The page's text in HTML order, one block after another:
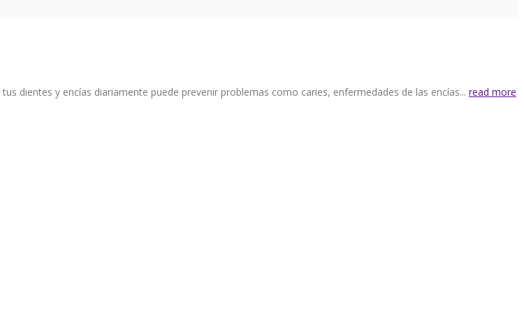
dientes y encías diariamente puede prevenir problemas como caries, enfermedades de las encías... read more